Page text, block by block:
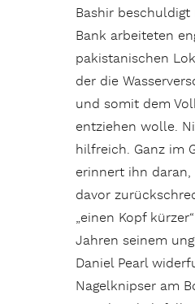
Bashir
Bank arbeiteten
pakistanischen
der die
und somit dem
entziehen wolle.
hilfreich. Ganz im
erinnert ihn
davor
„einen Kopf
Jahren seinem
Daniel Pearl
Nagelknipser am